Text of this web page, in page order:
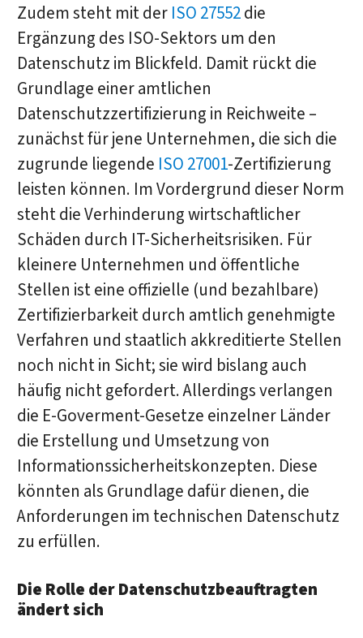
Zudem steht mit der ISO 27552die
Ergänzung des ISO-Sektors um den
Datenschutz im Blickfeld. Damit rückt die
Grundlage einer amtlichen
Datenschutzzertifizierung in Reichweite –
zunächst für jene Unternehmen, die sich die
zugrunde liegende ISO 27001-Zertifizierung
leisten können. Im Vordergrund dieser Norm
steht die Verhinderung wirtschaftlicher
Schäden durch IT-Sicherheitsrisiken. Für
kleinere Unternehmen und öffentliche
Stellen ist eine offizielle (und bezahlbare)
Zertifizierbarkeit durch amtlich genehmigte
Verfahren und staatlich akkreditierte Stellen
noch nicht in Sicht; sie wird bislang auch
häufig nicht gefordert. Allerdings verlangen
die E-Goverment-Gesetze einzelner Länder
die Erstellung und Umsetzung von
Informationssicherheitskonzepten. Diese
könnten als Grundlage dafür dienen, die
Anforderungen im technischen Datenschutz
zu erfüllen.
Die Rolle der Datenschutzbeauftragten
ändert sich